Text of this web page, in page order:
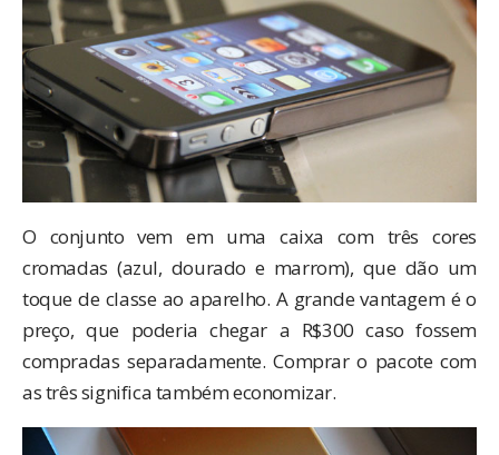
O conjunto vem em uma caixa com três cores
cromadas (azul, dourado e marrom), que dão um
toque de classe ao aparelho. A grande vantagem é o
preço, que poderia chegar a R$300 caso fossem
compradas separadamente. Comprar o pacote com
as três significa também economizar.